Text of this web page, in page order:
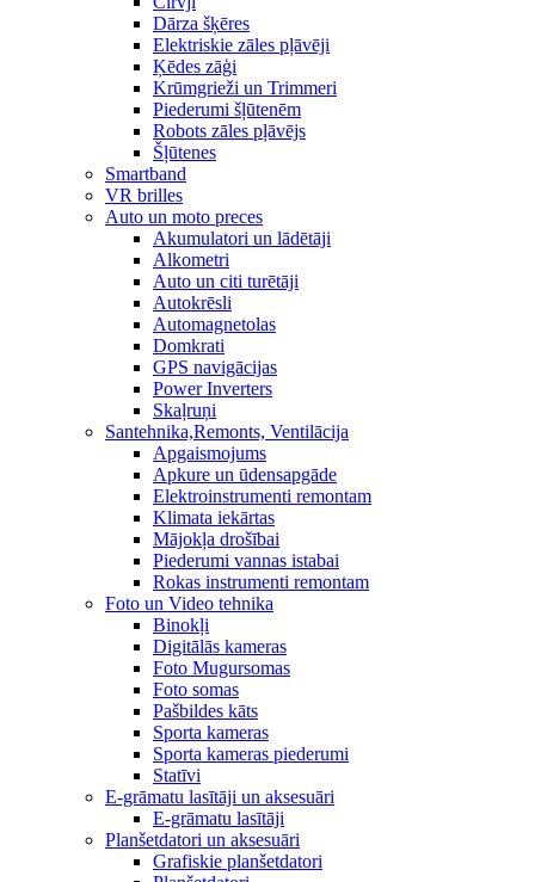
Dārza šķēres
Elektriskie zāles pļāvēji
Ķēdes zāģi
Krūmgrieži un Trimmeri
Piederumi šļūtenēm
Robots zāles pļāvējs
Šļūtenes
Smartband
VR brilles
Auto un moto preces
Akumulatori un lādētāji
Alkometri
Auto un citi turētāji
Autokrēsli
Automagnetolas
Domkrati
GPS navigācijas
Power Inverters
Skaļruņi
Santehnika,Remonts, Ventilācija
Apgaismojums
Apkure un ūdensapgāde
Elektroinstrumenti remontam
Klimata iekārtas
Mājokļa drošībai
Piederumi vannas istabai
Rokas instrumenti remontam
Foto un Video tehnika
Binokļi
Digitālās kameras
Foto Mugursomas
Foto somas
Pašbildes kāts
Sporta kameras
Sporta kameras piederumi
Statīvi
E-grāmatu lasītāji un aksesuāri
E-grāmatu lasītāji
Planšetdatori un aksesuāri
Grafiskie planšetdatori